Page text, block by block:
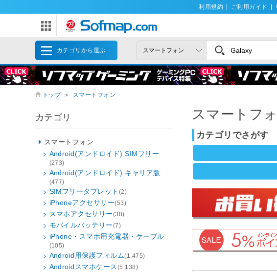
利用規約 ご利用ガイド
カテゴリから選ぶ
トップ ＞ スマートフォン
スマートフ
カテゴリでさがす
カテゴリ
スマートフォン
Android(アンドロイド) SIMフリー
(273)
Android(アンドロイド) キャリア版
(477)
SIMフリータブレット (2)
iPhoneアクセサリー(53)
スマホアクセサリー(38)
モバイルバッテリー(7)
iPhone・スマホ用充電器・ケーブル
(105)
Android用保護フィルム(1,475)
Androidスマホケース (5,138)